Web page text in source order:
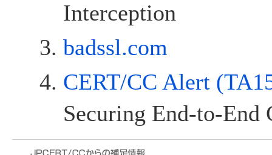
Interception
badssl.com
CERT/CC Alert
Securing End-to-End